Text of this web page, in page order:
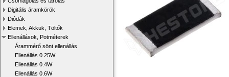
Digitális áramkörök
Diódák
Elemek, Akkuk, Töltők
Ellenállások, Potméterek
Árammérő sönt ellenállás
Ellenállás 0.25W
Ellenállás 0.4W
Ellenállás 0.6W